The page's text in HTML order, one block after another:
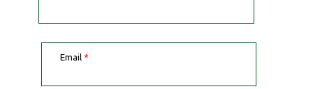
Email *